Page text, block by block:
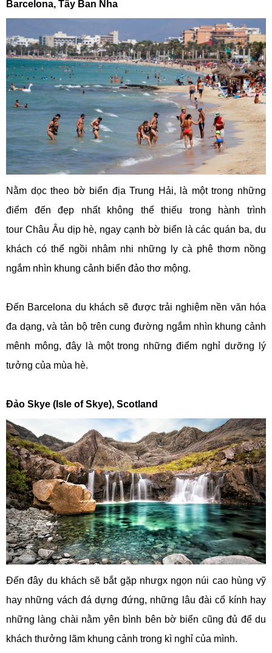
Barcelona, Tây Ban Nha
Nằm dọc theo bờ biển địa Trung Hải, là một trong những
điểm đến đẹp nhất không thể thiếu trong hành trình
tour Châu Âu dịp hè, ngay cạnh bờ biển là các quán ba, du
khách có thể ngồi nhâm nhi những ly cà phê thơm nồng
ngắm nhìn khung cảnh biển đảo thơ mộng.
Đến Barcelona du khách sẽ được trải nghiệm nền văn hóa
đa dạng, và tản bộ trên cung đường ngắm nhìn khung cảnh
mênh mông, đây là một trong những điểm nghỉ dưỡng lý
tưởng của mùa hè.
Đảo Skye (Isle of Skye), Scotland
Đến đây du khách sẽ bắt gặp nhưgx ngọn núi cao hùng vỹ
hay những vách đá dựng đứng, những lâu đài cổ kính hay
những làng chài nằm yên bình bên bờ biển cũng đủ để du
khách thưởng lãm khung cảnh trong kì nghỉ của mình.